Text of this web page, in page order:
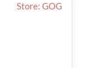
Store: GOG